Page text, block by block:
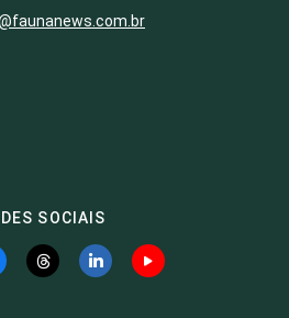
SOCIAIS